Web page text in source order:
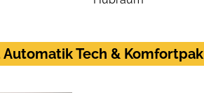
Tech & Komfortpak